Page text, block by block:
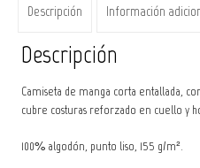
Descripción Información
Descripción
Camiseta de manga corta entallada,
cubre costuras reforzado en cuello y
100% algodón, punto liso, 155 g/m².